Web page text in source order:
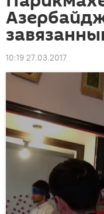
10:19 27.03.2017